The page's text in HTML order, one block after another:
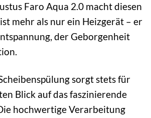
Faro Aqua 2.0 macht diesen
mehr als nur ein Heizgerät – er
der Geborgenheit
sorgt stets für
Blick auf das faszinierende
hochwertige Verarbeitung